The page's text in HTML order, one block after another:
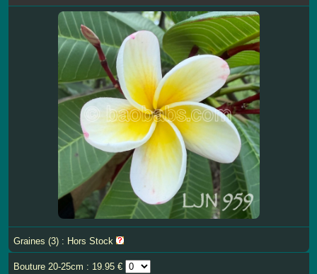
Graines (3) : Hors Stock
Bouture 20-25cm : 19.95 €